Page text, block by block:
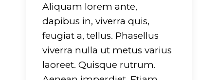
Aliquam lorem ante,
dapibus in, viverra quis,
feugiat a, tellus. Phasellus
viverra nulla ut metus varius
laoreet. Quisque rutrum.